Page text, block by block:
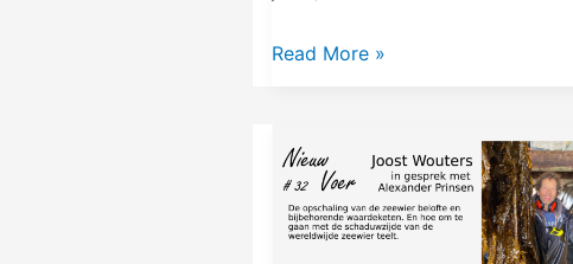
Read More »
Joost
Wouters
(2de